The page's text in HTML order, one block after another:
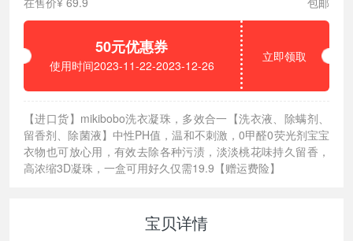
50元优惠券
使用时间2023-11-22-2023-12-26
立即领取
【进口货】mikibobo洗衣凝珠，多效合一【洗衣液、除螨剂、
留香剂、除菌液】中性PH值，温和不刺激，0甲醛0荧光剂宝宝
衣物也可放心用，有效去除各种污渍，淡淡桃花味持久留香，
高浓缩3D凝珠，一盒可用好久仅需19.9【赠运费险】
宝贝详情